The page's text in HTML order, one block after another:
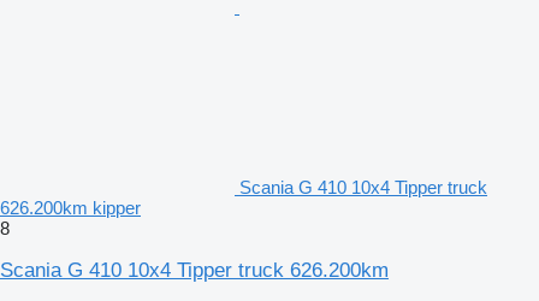
Scania G 410 10x4 Tipper truck
626.200km kipper
8
Scania G 410 10x4 Tipper truck 626.200km